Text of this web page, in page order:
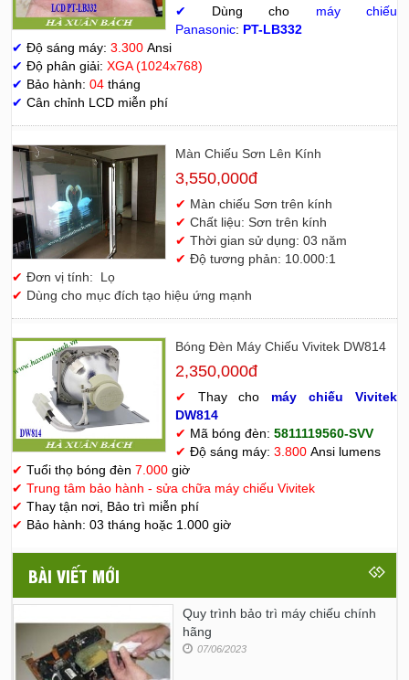
✔
Dùng cho máy chiếu
Panasonic: PT-LB332
✔ Độ sáng máy: 3.300 Ansi
✔ Độ phân giải: XGA (1024x768)
✔ Bảo hành: 04 tháng
✔ Cân chỉnh LCD miễn phí
Màn Chiếu Sơn Lên Kính
3,550,000đ
✔ Màn chiếu Sơn trên kính
✔ Chất liệu: Sơn trên kính
✔ Thời gian sử dụng: 03 năm
✔ Độ tương phản: 10.000:1
✔ Đơn vị tính: Lọ
✔ Dùng cho mục đích tạo hiệu ứng mạnh
Bóng Đèn Máy Chiếu Vivitek DW814
2,350,000đ
✔ Thay cho máy chiếu Vivitek
DW814
✔ Mã bóng đèn: 5811119560-SVV
✔ Độ sáng máy: 3.800Ansi lumens
✔ Tuổi thọ bóng đèn 7.000 giờ
✔ Trung tâm bảo hành - sửa chữa máy chiếu Vivitek
✔ Thay tận nơi, Bảo trì miễn phí
✔ Bảo hành: 03 tháng hoặc 1.000 giờ
BÀI VIẾT MỚI
Quy trình bảo trì máy chiếu chính
hãng
07/06/2023